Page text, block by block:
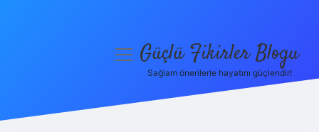
menüyüGüçlü Fikirler Blogu
Sağlam önerilerle hayatını güçlendir!